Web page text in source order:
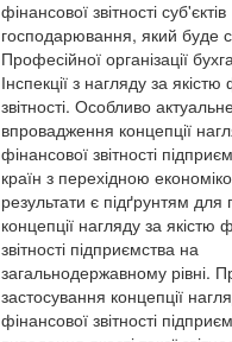
фінансової звітності суб'єктів
господарювання, який буде
Професійної організації
Інспекції з нагляду за якістю
звітності. Особливо
впровадження концепції
фінансової звітності
країн з перехідною
результати є підґрунтям для
концепції нагляду за якістю
звітності підприємства на
загальнодержавному рівні.
застосування концепції
фінансової звітності